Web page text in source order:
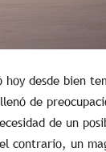
hoy desde bien
de
de un
contrario, un